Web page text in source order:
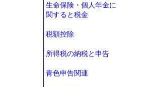
生命保険・個人年金に
関すると税金
税額控除
所得税の納税と申告
青色申告関連